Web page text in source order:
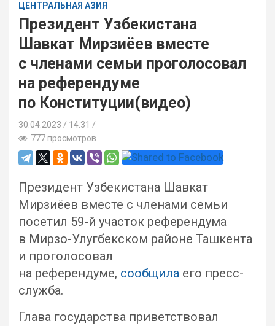
ЦЕНТРАЛЬНАЯ АЗИЯ
Президент Узбекистана
Шавкат Мирзиёев вместе
с членами семьи проголосовал
на референдуме
по Конституции(видео)
30.04.2023
14:31 /
777 просмотров
Президент Узбекистана Шавкат
Мирзиёев вместе с членами семьи
посетил 59-й участок референдума
в Мирзо-Улугбекском районе Ташкента
и проголосовал
на референдуме, сообщила его пресс-
служба.
Глава государства приветствовал